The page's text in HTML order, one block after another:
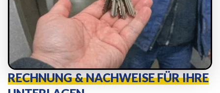
RECHNUNG & NACHWEISE FÜR IHRE